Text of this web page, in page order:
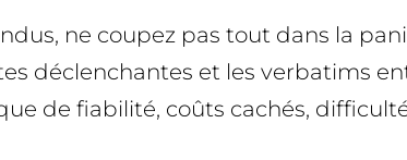
ne coupez pas tout dans la
déclenchantes et les verbatims
de fiabilité, coûts cachés,